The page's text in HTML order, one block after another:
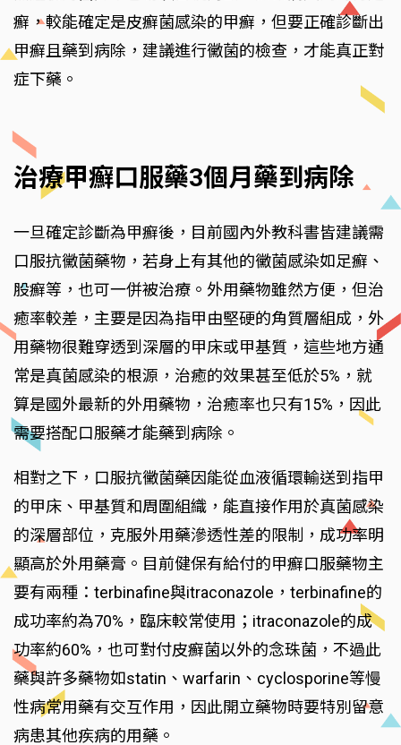
癬，較能確定是皮癬菌感染的甲癬，但要正確診斷出
甲癬且藥到病除，建議進行黴菌的檢查，才能真正對
症下藥。
治療甲癬口服藥3個月藥到病除
一旦確定診斷為甲癬後，目前國內外教科書皆建議需
口服抗黴菌藥物，若身上有其他的黴菌感染如足癬、
股癬等，也可一併被治療。外用藥物雖然方便，但治
癒率較差，主要是因為指甲由堅硬的角質層組成，外
用藥物很難穿透到深層的甲床或甲基質，這些地方通
常是真菌感染的根源，治癒的效果甚至低於5%，就
算是國外最新的外用藥物，治癒率也只有15%，因此
需要搭配口服藥才能藥到病除。
相對之下，口服抗黴菌藥因能從血液循環輸送到指甲
的甲床、甲基質和周圍組織，能直接作用於真菌感染
的深層部位，克服外用藥滲透性差的限制，成功率明
顯高於外用藥膏。目前健保有給付的甲癬口服藥物主
要有兩種：terbinafine與itraconazole，terbinafine的
成功率約為70%，臨床較常使用；itraconazole的成
功率約60%，也可對付皮癬菌以外的念珠菌，不過此
藥與許多藥物如statin、warfarin、cyclosporine等慢
性病常用藥有交互作用，因此開立藥物時要特別留意
病患其他疾病的用藥。